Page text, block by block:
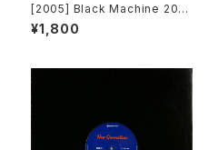
[2005] Black Machine 200
5 – One, Two, Three, Four
(How Gee) [PLM Records]
¥1,800